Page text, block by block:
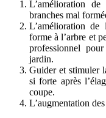
L’amélioration
branches mal
L’amélioration de
forme à l’arbre et
professionnel
jardin.
Guider et stimuler
si forte après
coupe.
L’augmentation